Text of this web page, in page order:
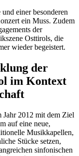
und einer besonderen
ein Muss. Zudem
der
Osttirols, die
wieder begeistert.
der
im Kontext
Jahr 2012 mit dem Ziel
auf eine neue,
Musikkapellen,
Stücke setzen,
sinfonischen